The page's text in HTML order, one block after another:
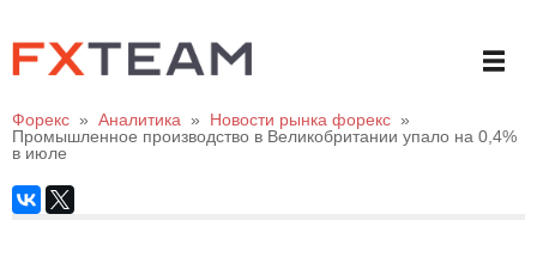
Форекс » Аналитика » Новости рынка форекс »
Промышленное производство в Великобритании упало на 0,4%
в июле